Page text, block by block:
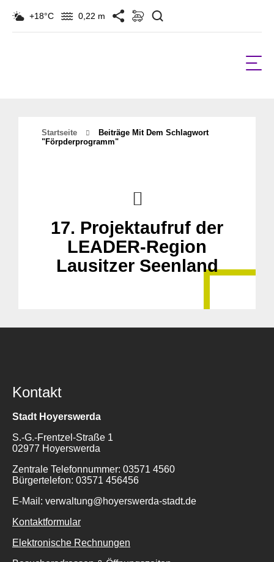
+18°C 0,22 m
Startseite
Beiträge Mit Dem Schlagwort
"förpderprogramm"
17. Projektaufruf der
LEADER-Region
Lausitzer Seenland
Kontakt
Stadt Hoyerswerda
S.-G.-Frentzel-Straße 1
02977 Hoyerswerda
Zentrale Telefonnummer: 03571 4560
Bürgertelefon: 03571 456456
E-Mail: verwaltung@hoyerswerda-stadt.de
Kontaktformular
Elektronische Rechnungen